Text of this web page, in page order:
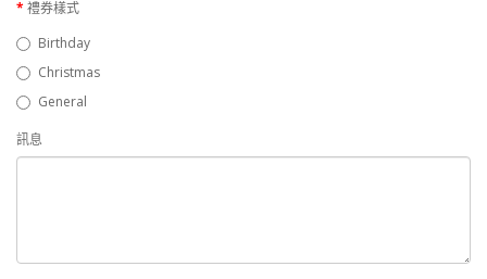
禮券樣式
Birthday
Christmas
General
訊息